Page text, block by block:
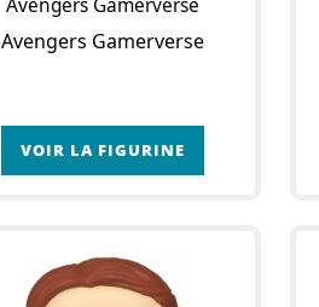
Avengers Gamerverse
Avengers Gamerverse
VOIR LA FIGURINE